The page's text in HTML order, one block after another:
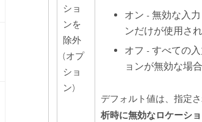
ショ
ンを
除外
(オプ
ショ
ン)
オン - 無効な入
ンだけが使用され
オフ - すべての
ョンが無効な場
デフォルト値は、指定
析時に無効なロケーシ